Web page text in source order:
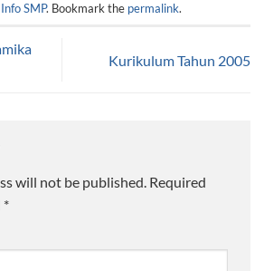
Info SMP. Bookmark the permalink.
Kurikulum Tahun 2005
will not be published. Required
*